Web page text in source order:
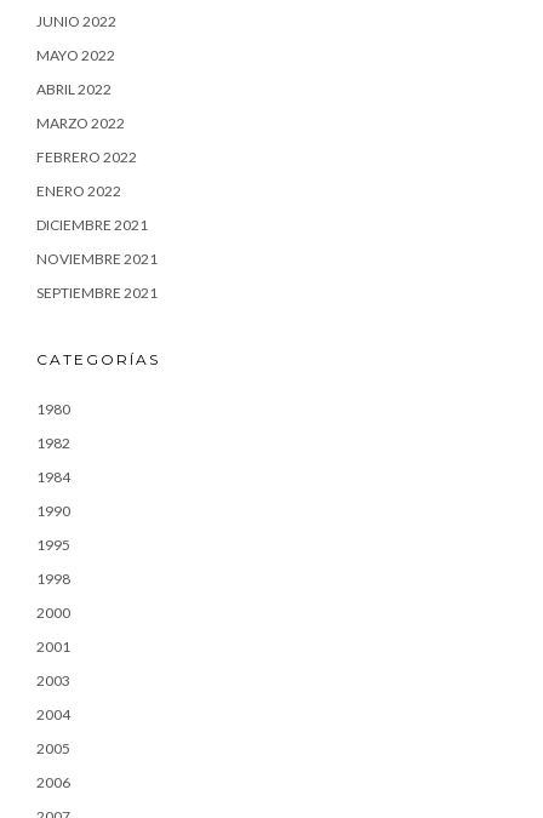
JUNIO 2022
MAYO 2022
ABRIL 2022
MARZO 2022
FEBRERO 2022
ENERO 2022
DICIEMBRE 2021
NOVIEMBRE 2021
SEPTIEMBRE 2021
CATEGORÍAS
1980
1982
1984
1990
1995
1998
2000
2001
2003
2004
2005
2006